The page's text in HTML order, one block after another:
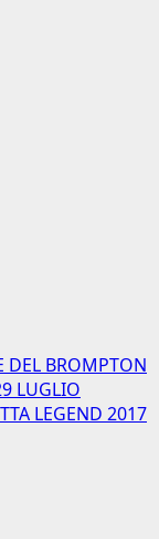
DEL BROMPTON
LUGLIO
LEGEND 2017